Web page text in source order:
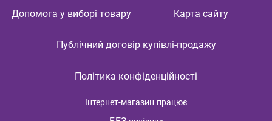
Допомога у виборі товару
Карта сайту
Публічний договір купівлі-продажу
Політика конфіденційності
Інтернет-магазин працює